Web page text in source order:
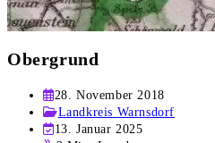
Obergrund
Beitrag
veröffentlicht:
28. November 2018
Beitrags-
Kategorie:
Landkreis Warnsdorf
Beitrag
13. Januar 2025